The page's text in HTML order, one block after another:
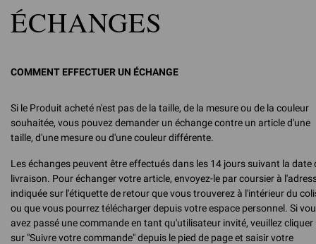
ÉCHANGES
COMMENT EFFECTUER UN ÉCHANGE
Si le Produit acheté n'est pas de la taille, de la mesure ou de la couleur
souhaitée, vous pouvez demander un échange contre un article d'une
taille, d'une mesure ou d'une couleur différente.
Les échanges peuvent être effectués dans les 14 jours suivant la date
livraison. Pour échanger votre article, envoyez-le par coursier à
indiquée sur l'étiquette de retour que vous trouverez à l'intérieur du
ou que vous pourrez télécharger depuis votre espace personnel. Si
avez passé une commande en tant qu'utilisateur invité, veuillez cliquer
sur "Suivre votre commande" depuis le pied de page et saisir votre